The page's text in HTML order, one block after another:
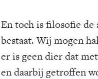
En toch is filosofie
bestaat. Wij mogen
er is geen dier dat
en daarbij getroffen